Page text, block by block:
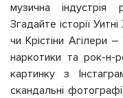
музична індустрія
Згадайте історії
чи Крістіни Агілери
наркотики та рок-н-
картинку з
скандальні